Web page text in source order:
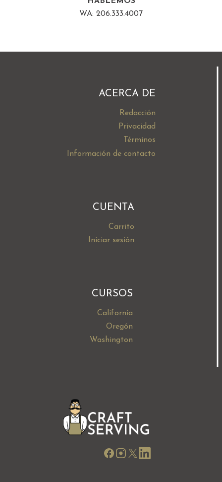
WA: 206.333.4007
ACERCA DE
Redacción
Privacidad
Términos
Información de contacto
CUENTA
Carrito
Iniciar sesión
CURSOS
California
Oregón
Washington